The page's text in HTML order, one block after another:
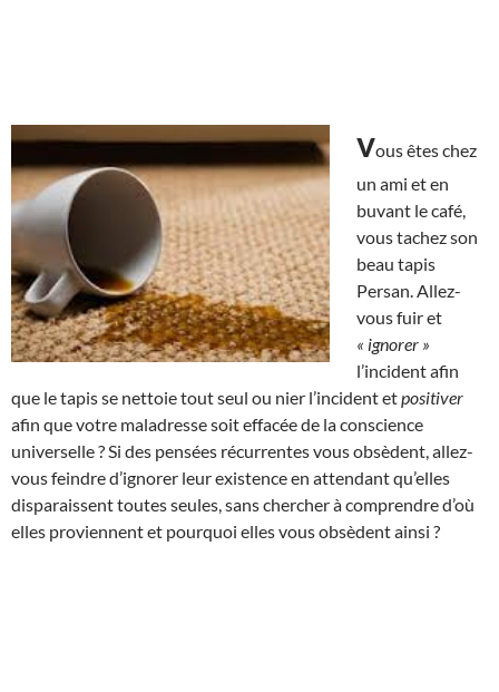
vous êtes chez
un ami et en
buvant le café,
vous tachez son
beau tapis
Persan. Allez-
vous fuir et
« ignorer »
l’incident afin
que le tapis se nettoie tout seul ou nier l’incident etpositiver
afin que votre maladresse soit effacée de la conscience
universelle ? Si des pensées récurrentes vous obsèdent, allez-
vous feindre d’ignorer leur existence en attendant qu’elles
disparaissent toutes seules, sans chercher à comprendre d’où
elles proviennent et pourquoi elles vous obsèdent ainsi ?